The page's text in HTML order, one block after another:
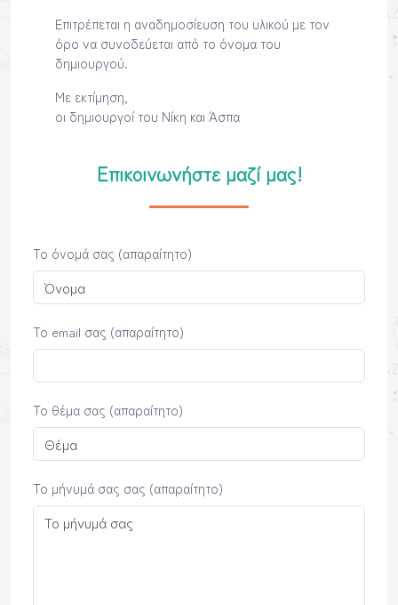
Επιτρέπεται η αναδημοσίευση του υλικού με τον
όρο να συνοδεύεται από το όνομα του
δημιουργού.
Με εκτίμηση,
οι δημιουργοί του Νίκη και Άσπα
Επικοινωνήστε μαζί μας!
Το όνομά σας (απαραίτητο)
Το email σας (απαραίτητο)
Το θέμα σας (απαραίτητο)
Το μήνυμά σας σας (απαραίτητο)